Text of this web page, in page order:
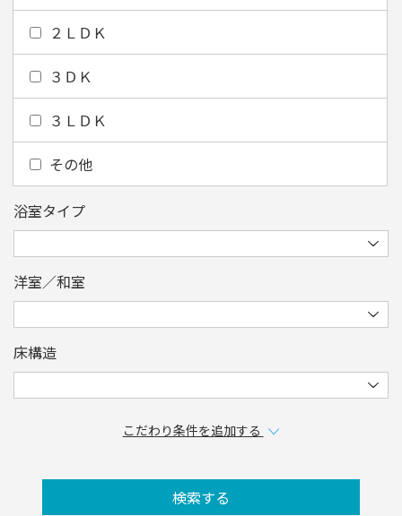
２ＬＤＫ
３ＤＫ
３ＬＤＫ
その他
浴室タイプ
洋室／和室
床構造
こだわり条件を追加する
検索する